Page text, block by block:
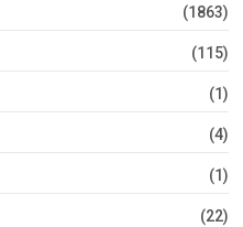
(1863)
(115)
(1)
(4)
(1)
(22)